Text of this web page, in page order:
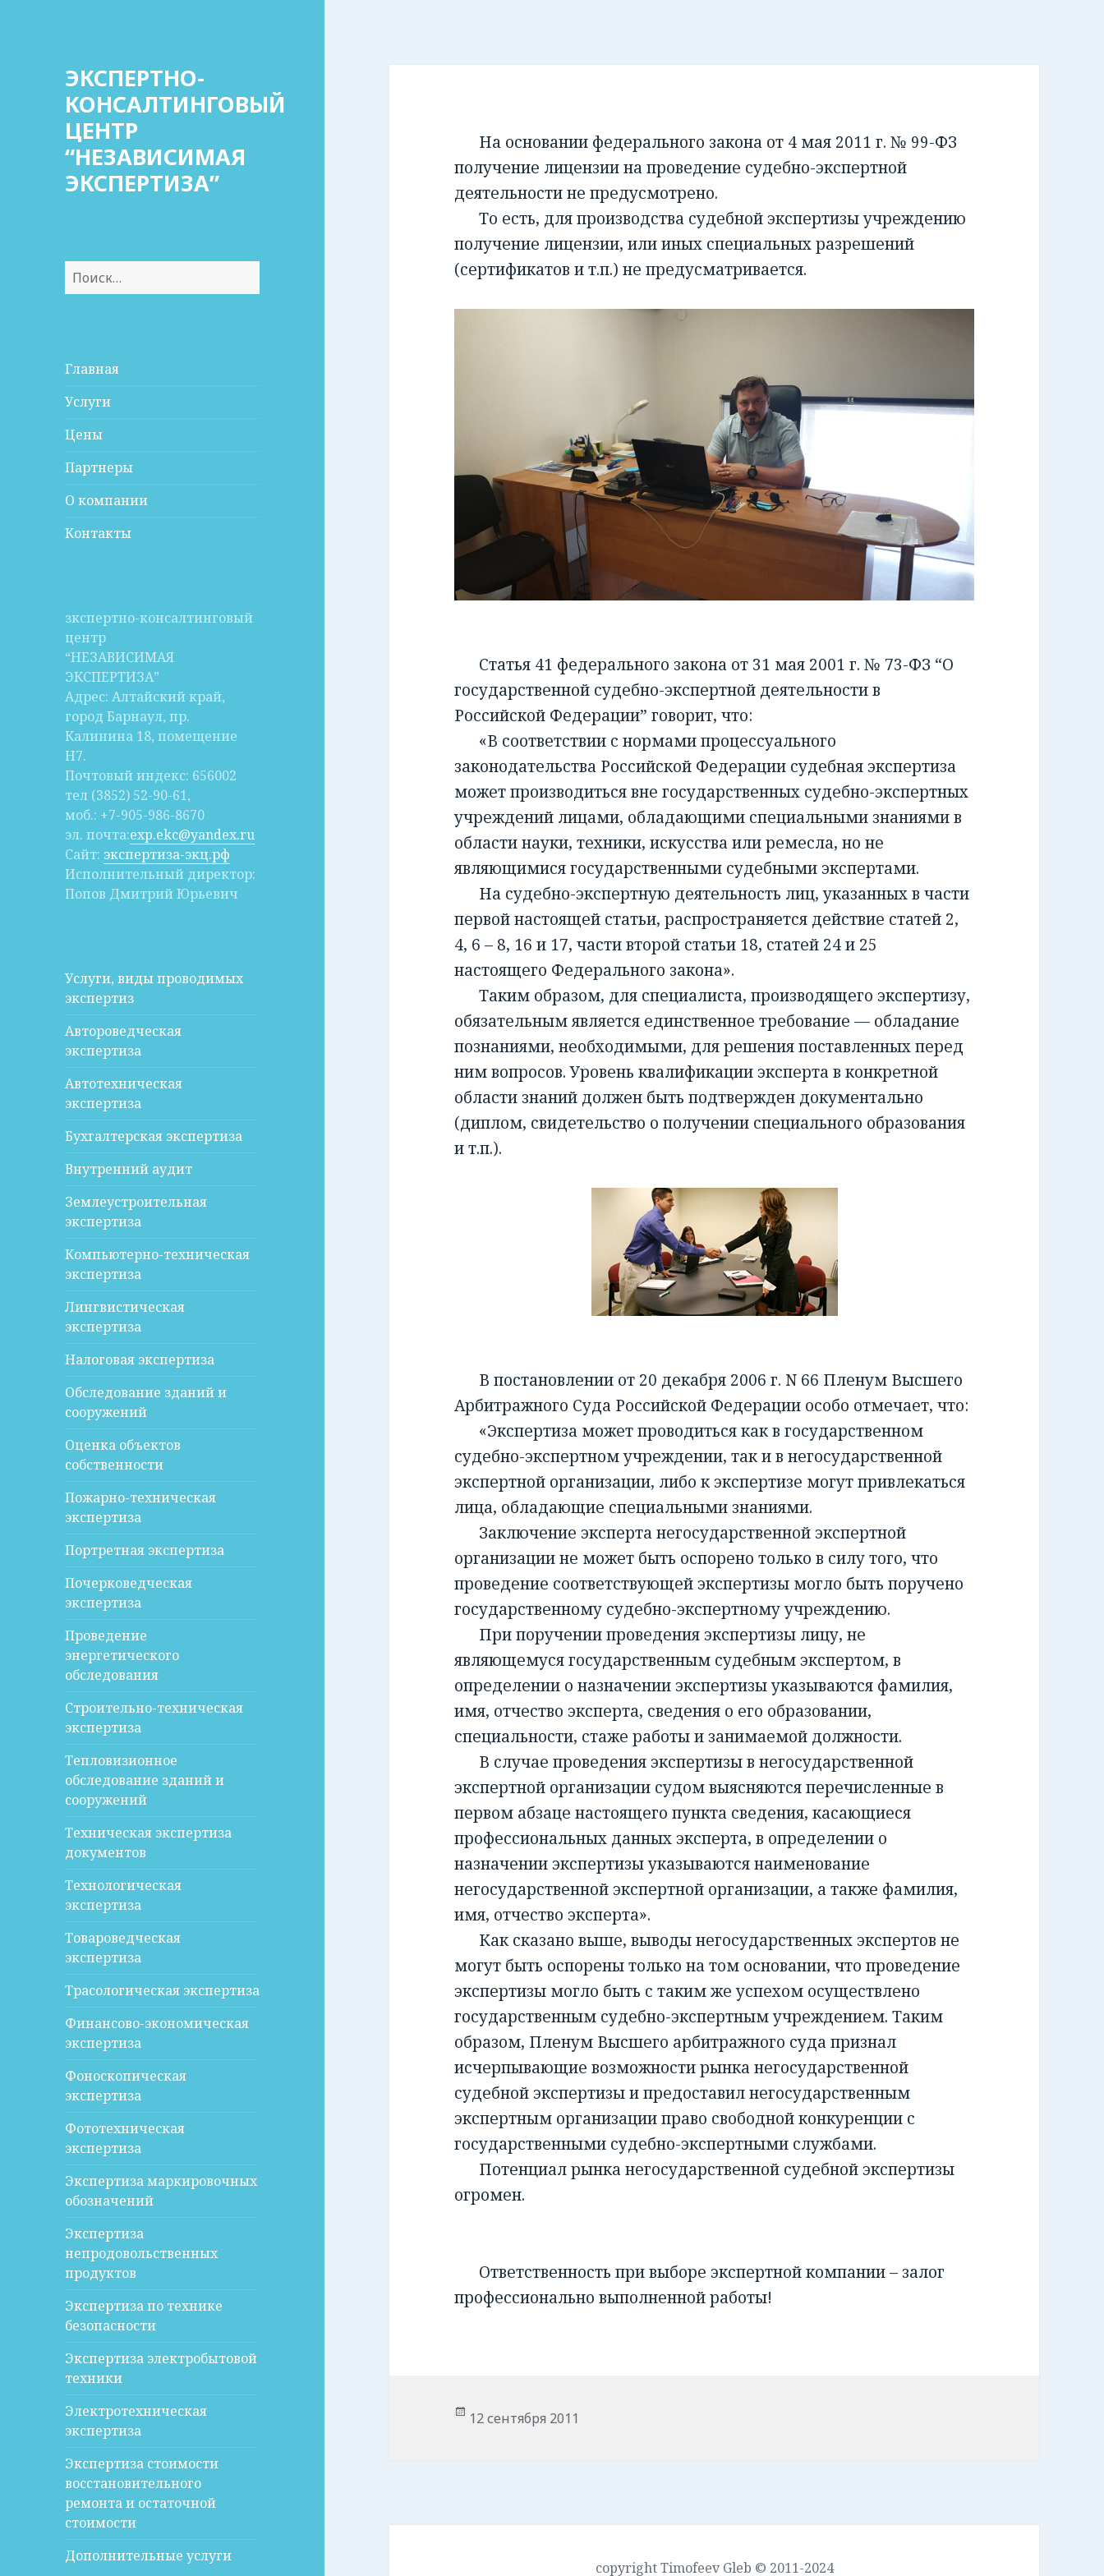
ЭКСПЕРТНО-
КОНСАЛТИНГОВЫЙ
ЦЕНТР
“НЕЗАВИСИМАЯ
ЭКСПЕРТИЗА”
Найти:
Главная
Услуги
Цены
Партнеры
О компании
Контакты
зкспертно-консалтинговый
центр
“НЕЗАВИСИМАЯ
ЭКСПЕРТИЗА”
Адрес: Алтайский край,
город Барнаул, пр.
Калинина 18, помещение
Н7.
Почтовый индекс: 656002
тел (3852) 52-90-61,
моб.: +7-905-986-8670
эл. почта:exp.ekc@yandex.ru
Сайт: экспертиза-экц.рф
Исполнительный директор:
Попов Дмитрий Юрьевич
Услуги, виды проводимых
экспертиз
Автороведческая
экспертиза
Автотехническая
экспертиза
Бухгалтерская экспертиза
Внутренний аудит
Землеустроительная
экспертиза
Компьютерно-техническая
экспертиза
Лингвистическая
экспертиза
Налоговая экспертиза
Обследование зданий и
сооружений
Оценка объектов
собственности
Пожарно-техническая
экспертиза
Портретная экспертиза
Почерковедческая
экспертиза
Проведение
энергетического
обследования
Строительно-техническая
экспертиза
Тепловизионное
обследование зданий и
сооружений
Техническая экспертиза
документов
Технологическая
экспертиза
Товароведческая
экспертиза
Трасологическая экспертиза
Финансово-экономическая
экспертиза
Фоноскопическая
экспертиза
Фототехническая
экспертиза
Экспертиза маркировочных
обозначений
Экспертиза
непродовольственных
продуктов
Экспертиза по технике
безопасности
Экспертиза электробытовой
техники
Электротехническая
экспертиза
Экспертиза стоимости
восстановительного
ремонта и остаточной
стоимости
Дополнительные услуги
На основании федерального закона от 4 мая 2011 г. № 99-ФЗ
получение лицензии на проведение судебно-экспертной
деятельности не предусмотрено.
То есть, для производства судебной экспертизы учреждению
получение лицензии, или иных специальных разрешений
(сертификатов и т.п.) не предусматривается.
Статья 41 федерального закона от 31 мая 2001 г. № 73-ФЗ “О
государственной судебно-экспертной деятельности в
Российской Федерации” говорит, что:
«В соответствии с нормами процессуального
законодательства Российской Федерации судебная экспертиза
может производиться вне государственных судебно-экспертных
учреждений лицами, обладающими специальными знаниями в
области науки, техники, искусства или ремесла, но не
являющимися государственными судебными экспертами.
На судебно-экспертную деятельность лиц, указанных в части
первой настоящей статьи, распространяется действие статей 2,
4, 6 – 8, 16 и 17, части второй статьи 18, статей 24 и 25
настоящего Федерального закона».
Таким образом, для специалиста, производящего экспертизу,
обязательным является единственное требование — обладание
познаниями, необходимыми, для решения поставленных перед
ним вопросов. Уровень квалификации эксперта в конкретной
области знаний должен быть подтвержден документально
(диплом, свидетельство о получении специального образования
и т.п.).
В постановлении от 20 декабря 2006 г. N 66 Пленум Высшего
Арбитражного Суда Российской Федерации особо отмечает, что:
«Экспертиза может проводиться как в государственном
судебно-экспертном учреждении, так и в негосударственной
экспертной организации, либо к экспертизе могут привлекаться
лица, обладающие специальными знаниями.
Заключение эксперта негосударственной экспертной
организации не может быть оспорено только в силу того, что
проведение соответствующей экспертизы могло быть поручено
государственному судебно-экспертному учреждению.
При поручении проведения экспертизы лицу, не
являющемуся государственным судебным экспертом, в
определении о назначении экспертизы указываются фамилия,
имя, отчество эксперта, сведения о его образовании,
специальности, стаже работы и занимаемой должности.
В случае проведения экспертизы в негосударственной
экспертной организации судом выясняются перечисленные в
первом абзаце настоящего пункта сведения, касающиеся
профессиональных данных эксперта, в определении о
назначении экспертизы указываются наименование
негосударственной экспертной организации, а также фамилия,
имя, отчество эксперта».
Как сказано выше, выводы негосударственных экспертов не
могут быть оспорены только на том основании, что проведение
экспертизы могло быть с таким же успехом осуществлено
государственным судебно-экспертным учреждением. Таким
образом, Пленум Высшего арбитражного суда признал
исчерпывающие возможности рынка негосударственной
судебной экспертизы и предоставил негосударственным
экспертным организации право свободной конкуренции с
государственными судебно-экспертными службами.
Потенциал рынка негосударственной судебной экспертизы
огромен.
Ответственность при выборе экспертной компании – залог
профессионально выполненной работы!
Опубликовано
12 сентября 2011
copyright Timofeev Gleb © 2011-2024